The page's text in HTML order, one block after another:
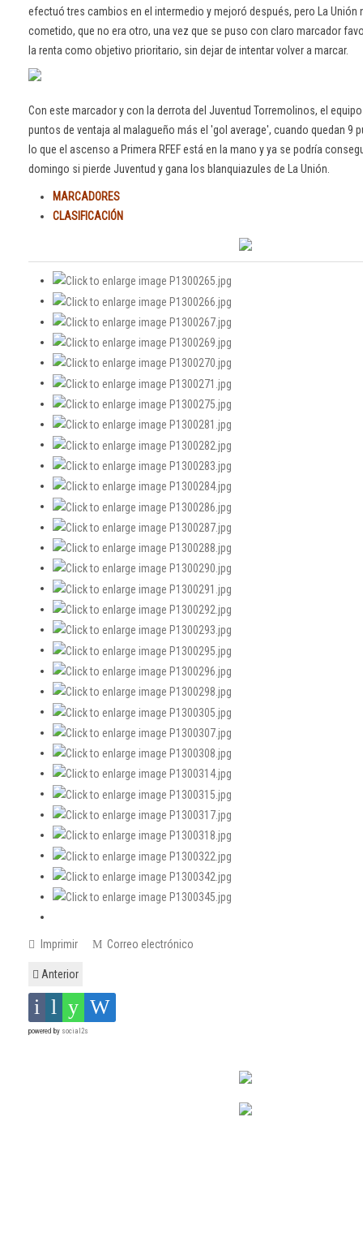
efectuó tres cambios en el intermedio y mejoró después, pero La Unión
cometido, que no era otro, una vez que se puso con claro marcador
la renta como objetivo prioritario, sin dejar de intentar volver a marcar.
Con este marcador y con la derrota del Juventud Torremolinos, el
puntos de ventaja al malagueño más el 'gol average', cuando quedan 9
lo que el ascenso a Primera RFEF está en la mano y ya se podría
domingo si pierde Juventud y gana los blanquiazules de La Unión.
MARCADORES
CLASIFICACIÓN
Imprimir Correo electrónico
Anterior
powered by social2s